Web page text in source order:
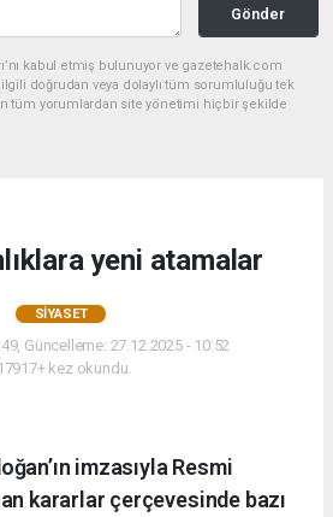
Gönder
kabul etmiş bulunuyor ve gazetehalk.com
ilgili doğrudan veya dolaylı tüm sorumluluğu tek
tüm yorumlardan site yönetimi hiçbir şekilde
yeni atamalar
SIYASET
Güncelleme: 27.12.2025 - 10:52
kez okundu.
imzasıyla Resmi
kararlar çerçevesinde bazı